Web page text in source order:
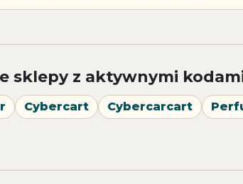
sklepy z aktywnymi
Cybercart Cybercarcart